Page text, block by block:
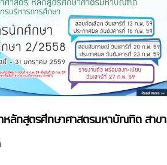
หลักสูตรศึกษาศาสตรมหาบัณฑิต สาขา